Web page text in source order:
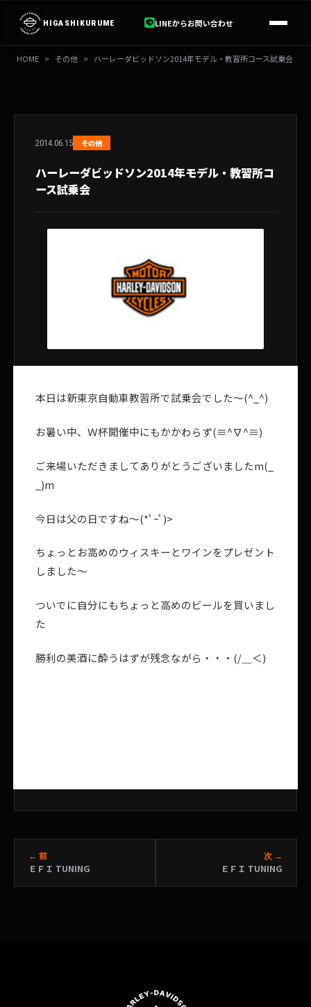
ス
HIGASHIKURUME LINEからお問い合わせ
HOME > その他 > ハーレーダビッドソン2014年モデル・教習所コース試乗会
2014.06.15 その他
ハーレーダビッドソン2014年モデル・教習所コ
ース試乗会
本日は新東京自動車教習所で試乗会でした～(^_^)
お暑い中、Ｗ杯開催中にもかかわらず(≡^∇^≡)
ご来場いただきましてありがとうございましたm(_
_)m
今日は父の日ですね～(*ﾟｰﾟ)>
ちょっとお高めのウィスキーとワインをプレゼント
しました～
ついでに自分にもちょっと高めのビールを買いまし
た
勝利の美酒に酔うはずが残念ながら・・・(/＿＜)
← 前
ＥＦＩ TUNING
次 →
ＥＦＩ TUNING